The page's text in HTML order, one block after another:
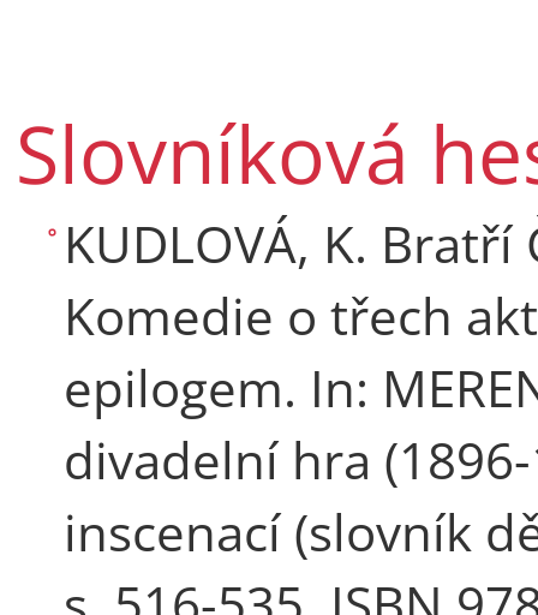
Slovníková
KUDLOVÁ, K.
Komedie o třech
epilogem. In:
divadelní hra
inscenací (slovník